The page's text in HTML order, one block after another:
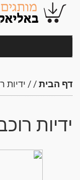
דף הבית/
/ ידיות
ידיות